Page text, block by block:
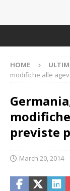
HOME
modifiche alle
previste
March 20, 2014